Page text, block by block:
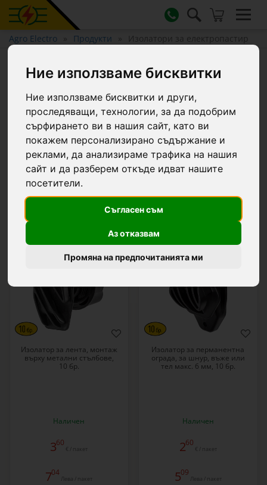
Ние използваме бисквитки
Ние използваме бисквитки и други,
проследяващи, технологии, за да подобрим
сърфирането ви в нашия сайт, като ви
покажем персонализирано съдържание и
реклами, да анализираме трафика на нашия
сайт и да разберем откъде идват нашите
посетители.
Съгласен съм
Аз отказвам
Промяна на предпочитанията ми
Agro Electro Продукти Изолатори за електропастир
Изолатори за електропастир
Филтри...
Разстояние до проводника:20 mm
6 продукти
0834
Изолатор за лента, монтаж
върху метални стълбове,
10 бр.
Наличен
360
€ / пакет
704
Лева / пакет
Изолатор за перманентна
ограда, за шнур, въже или
тел макс. 6 мм, 10 бр.
Наличен
260
€ / пакет
509
Лева / пакет